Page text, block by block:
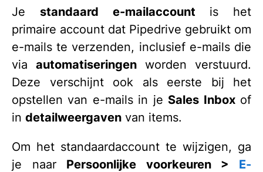
Je standaard e-mailaccount is het
primaire account dat Pipedrive gebruikt om
e-mails te verzenden, inclusief e-mails die
via automatiseringen worden verstuurd.
Deze verschijnt ook als eerste bij het
opstellen van e-mails in je Sales Inboxof
in detailweergaven van items.
Om het standaardaccount te wijzigen, ga
je naar Persoonlijke voorkeuren > E-